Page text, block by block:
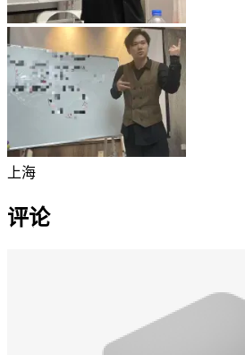
上海
评论